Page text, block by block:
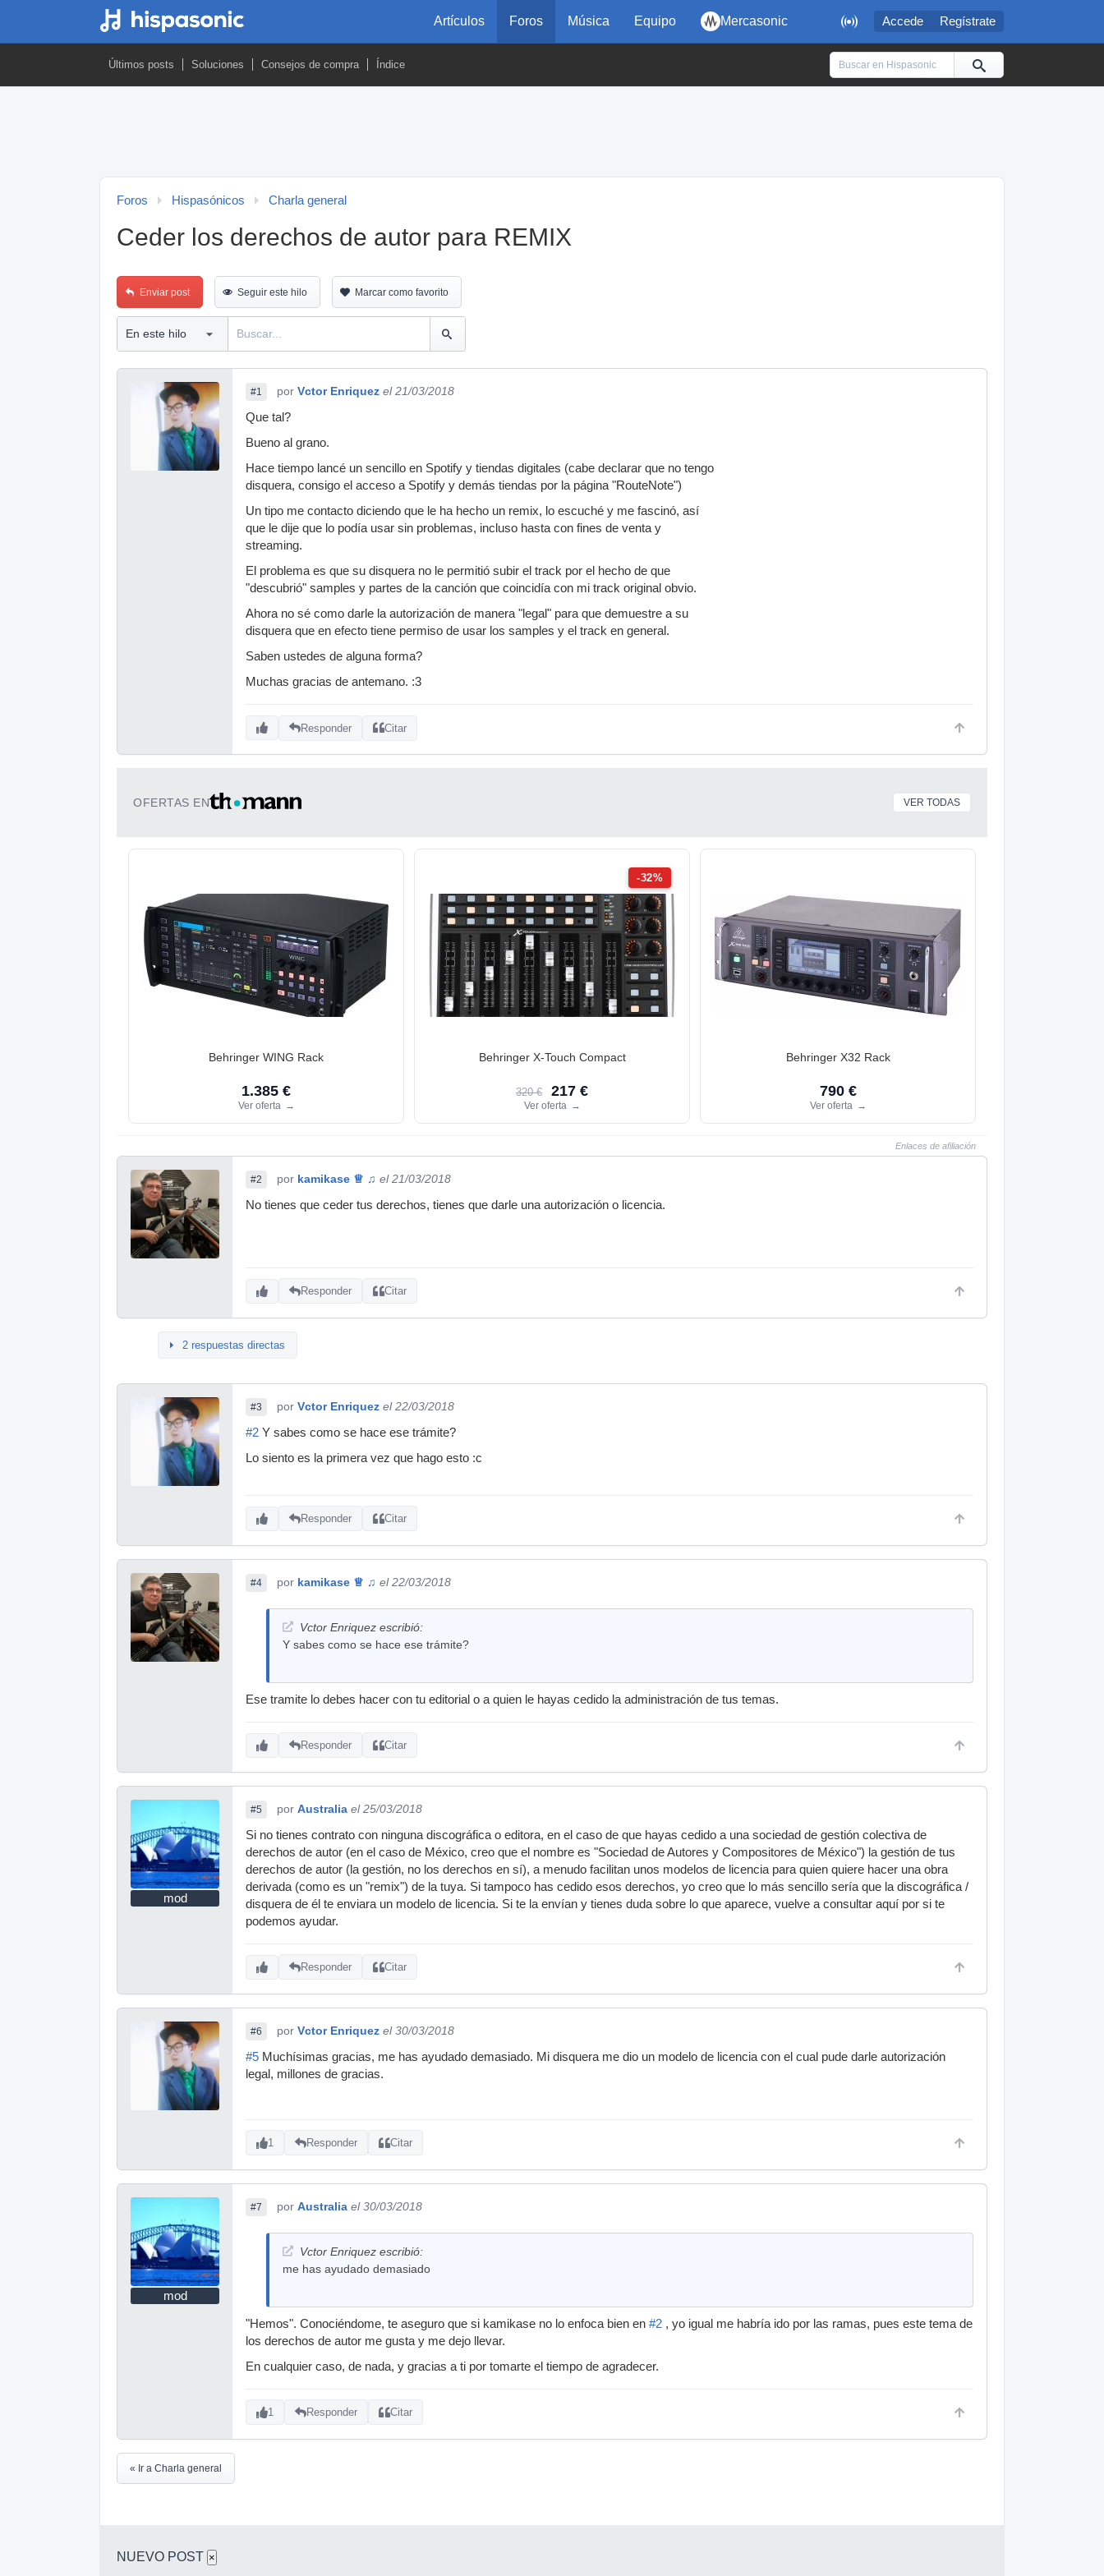
 Accede Regístrate
Artículos Foros Música Equipo Mercasonic
Últimos posts Soluciones Consejos de compra Índice
Foros Hispasónicos Charla general
Ceder los derechos de autor para REMIX
Enviar post Seguir este hilo Marcar como favorito
#1 por Vctor Enriquez el 21/03/2018
Que tal?
Bueno al grano.
Hace tiempo lancé un sencillo en Spotify y tiendas digitales (cabe declarar que no tengo
disquera, consigo el acceso a Spotify y demás tiendas por la página "RouteNote")
Un tipo me contacto diciendo que le ha hecho un remix, lo escuché y me fascinó, así
que le dije que lo podía usar sin problemas, incluso hasta con fines de venta y
streaming.
El problema es que su disquera no le permitió subir el track por el hecho de que
"descubrió" samples y partes de la canción que coincidía con mi track original obvio.
Ahora no sé como darle la autorización de manera "legal" para que demuestre a su
disquera que en efecto tiene permiso de usar los samples y el track en general.
Saben ustedes de alguna forma?
Muchas gracias de antemano. :3
Responder Citar
OFERTAS EN VER TODAS
Behringer WING Rack
1.385 €
Ver oferta →
-32%
Behringer X-Touch Compact
320 € 217 €
Ver oferta →
Behringer X32 Rack
790 €
Ver oferta →
Enlaces de afiliación
#2 por kamikase ♕ ♫ el 21/03/2018
No tienes que ceder tus derechos, tienes que darle una autorización o licencia.
Responder Citar
2 respuestas directas
#3 por Vctor Enriquez el 22/03/2018
#2 Y sabes como se hace ese trámite?
Lo siento es la primera vez que hago esto :c
Responder Citar
#4 por kamikase ♕ ♫ el 22/03/2018
Vctor Enriquez escribió:
Y sabes como se hace ese trámite?
Ese tramite lo debes hacer con tu editorial o a quien le hayas cedido la administración de tus temas.
Responder Citar
mod
#5 por Australia el 25/03/2018
Si no tienes contrato con ninguna discográfica o editora, en el caso de que hayas cedido a una sociedad de gestión colectiva de
derechos de autor (en el caso de México, creo que el nombre es "Sociedad de Autores y Compositores de México") la gestión de tus
derechos de autor (la gestión, no los derechos en sí), a menudo facilitan unos modelos de licencia para quien quiere hacer una obra
derivada (como es un "remix") de la tuya. Si tampoco has cedido esos derechos, yo creo que lo más sencillo sería que la discográfica /
disquera de él te enviara un modelo de licencia. Si te la envían y tienes duda sobre lo que aparece, vuelve a consultar aquí por si te
podemos ayudar.
Responder Citar
#6 por Vctor Enriquez el 30/03/2018
#5 Muchísimas gracias, me has ayudado demasiado. Mi disquera me dio un modelo de licencia con el cual pude darle autorización
legal, millones de gracias.
1 Responder Citar
mod
#7 por Australia el 30/03/2018
Vctor Enriquez escribió:
me has ayudado demasiado
"Hemos". Conociéndome, te aseguro que si kamikase no lo enfoca bien en #2 , yo igual me habría ido por las ramas, pues este tema de
los derechos de autor me gusta y me dejo llevar.
En cualquier caso, de nada, y gracias a ti por tomarte el tiempo de agradecer.
1 Responder Citar
« Ir a Charla general
NUEVO POST ×